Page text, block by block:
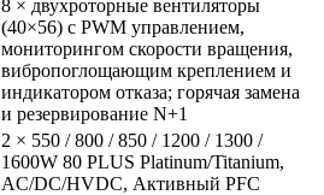
8 × двухроторные вентиляторы
(40×56) с PWM управлением,
мониторингом скорости вращения,
вибропоглощающим креплением и
индикатором отказа; горячая замена
и резервирование N+1
2 × 550 / 800 / 850 / 1200 / 1300 /
1600W 80 PLUS Platinum/Titanium,
AC/DC/HVDC, Активный PFC